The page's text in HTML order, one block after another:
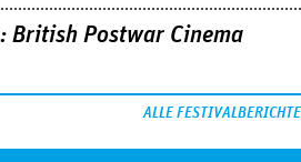
British Postwar Cinema
ALLE FESTIVALBERICHTE